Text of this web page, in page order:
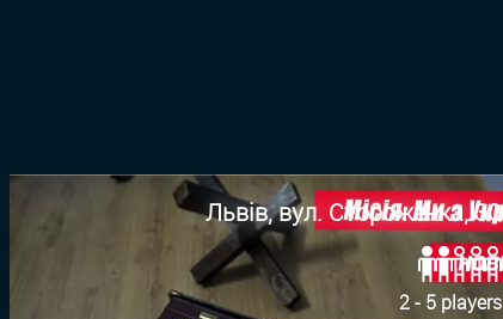
Львів, вул. Стороженка, 30
2 - 5 players